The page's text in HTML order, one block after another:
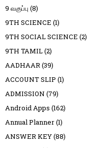
9 வகுப்பு (8)
9TH SCIENCE (1)
9TH SOCIAL SCIENCE (2)
9TH TAMIL(2)
AADHAAR(39)
ACCOUNT SLIP (1)
ADMISSION (79)
Android Apps (162)
Annual Planner(1)
ANSWER KEY(88)